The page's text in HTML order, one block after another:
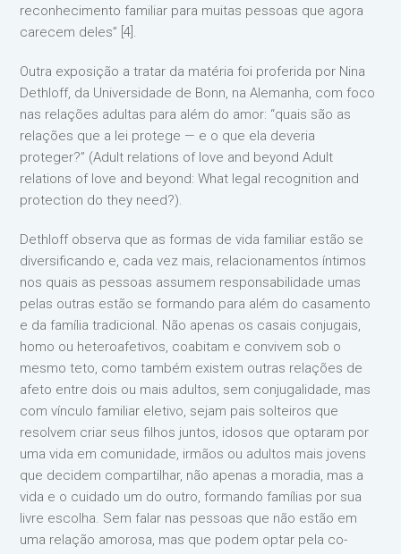
reconhecimento familiar para muitas pessoas que agora
carecem deles” [4].
Outra exposição a tratar da matéria foi proferida por Nina
Dethloff, da Universidade de Bonn, na Alemanha, com foco
nas relações adultas para além do amor: “quais são as
relações que a lei protege — e o que ela deveria
proteger?” (Adult relations of love and beyond Adult
relations of love and beyond: What legal recognition and
protection do they need?).
Dethloff observa que as formas de vida familiar estão se
diversificando e, cada vez mais, relacionamentos íntimos
nos quais as pessoas assumem responsabilidade umas
pelas outras estão se formando para além do casamento
e da família tradicional. Não apenas os casais conjugais,
homo ou heteroafetivos, coabitam e convivem sob o
mesmo teto, como também existem outras relações de
afeto entre dois ou mais adultos, sem conjugalidade, mas
com vínculo familiar eletivo, sejam pais solteiros que
resolvem criar seus filhos juntos, idosos que optaram por
uma vida em comunidade, irmãos ou adultos mais jovens
que decidem compartilhar, não apenas a moradia, mas a
vida e o cuidado um do outro, formando famílias por sua
livre escolha. Sem falar nas pessoas que não estão em
uma relação amorosa, mas que podem optar pela co-